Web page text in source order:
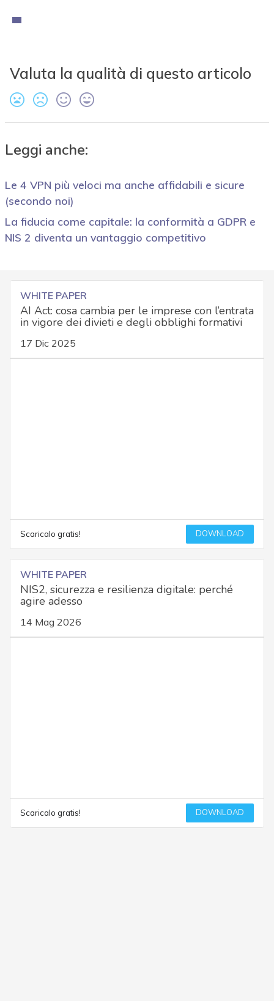
Valuta la qualità di questo articolo
Leggi anche:
Le 4 VPN più veloci ma anche affidabili e sicure
(secondo noi)
La fiducia come capitale: la conformità a GDPR e
NIS 2 diventa un vantaggio competitivo
WHITE PAPER
AI Act: cosa cambia per le imprese con l’entrata
in vigore dei divieti e degli obblighi formativi
17 Dic 2025
Scaricalo gratis! DOWNLOAD
WHITE PAPER
NIS2, sicurezza e resilienza digitale: perché
agire adesso
14 Mag 2026
Scaricalo gratis! DOWNLOAD